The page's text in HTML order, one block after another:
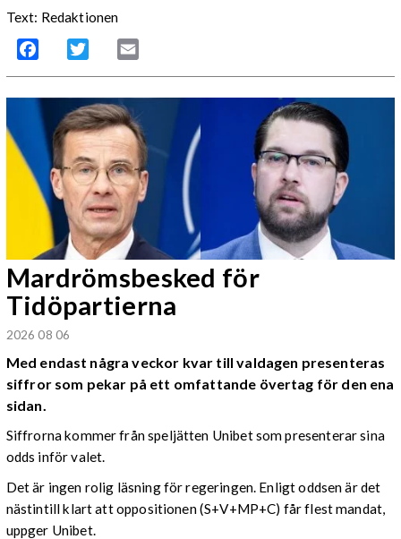
Text: Redaktionen
Facebook Twitter
Mardrömsbesked för
Tidöpartierna
2026 08 06
Med endast några veckor kvar till valdagen presenteras
siffror som pekar på ett omfattande övertag för den ena
sidan.
Siffrorna kommer från speljätten Unibet som presenterar sina
odds inför valet.
Det är ingen rolig läsning för regeringen. Enligt oddsen är det
nästintill klart att oppositionen (S+V+MP+C) får flest mandat,
uppger Unibet.